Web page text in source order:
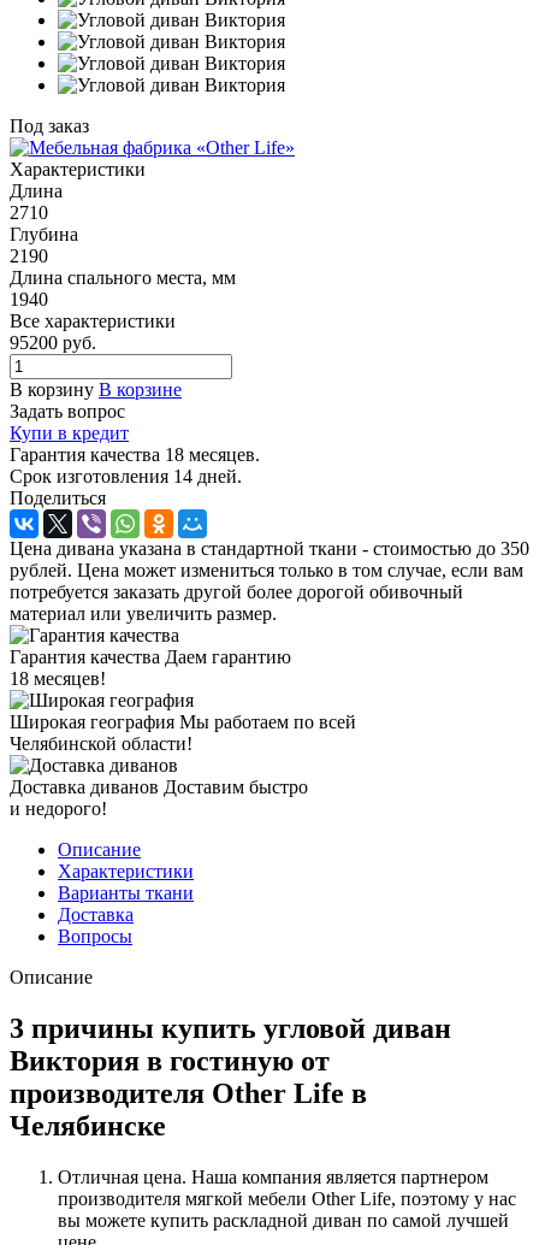
Под заказ
Характеристики
Длина
2710
Глубина
2190
Длина спального места, мм
1940
Все характеристики
95200 руб.
В корзину В корзине
Задать вопрос
Купи в кредит
Гарантия качества 18 месяцев.
Срок изготовления 14 дней.
Поделиться
Цена дивана указана в стандартной ткани - стоимостью до 350
рублей. Цена может измениться только в том случае, если вам
потребуется заказать другой более дорогой обивочный
материал или увеличить размер.
Гарантия качества Даем гарантию
18 месяцев!
Широкая география Мы работаем по всей
Челябинской области!
Доставка диванов Доставим быстро
и недорого!
Описание
Характеристики
Варианты ткани
Доставка
Вопросы
Описание
3 причины купить угловой диван
Виктория в гостиную от
производителя Other Life в
Челябинске
Отличная цена. Наша компания является партнером
производителя мягкой мебели Other Life, поэтому у нас
вы можете купить раскладной диван по самой лучшей